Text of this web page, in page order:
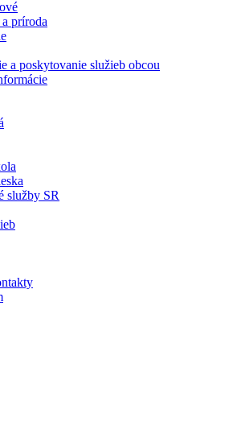
príroda
a poskytovanie služieb obcou
služby SR